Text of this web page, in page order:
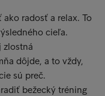
radosť a relax. To
cieľa.
zlostná
dôjde, a to vždy,
sú preč.
bežecký tréning